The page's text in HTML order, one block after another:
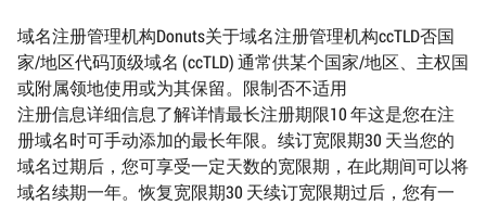
域名注册管理机构Donuts关于域名注册管理机构ccTLD否国
家/地区代码顶级域名 (ccTLD) 通常供某个国家/地区、主权国
或附属领地使用或为其保留。限制否不适用
注册信息详细信息了解详情最长注册期限10 年这是您在注
册域名时可手动添加的最长年限。续订宽限期30 天当您的
域名过期后，您可享受一定天数的宽限期，在此期间可以将
域名续期一年。恢复宽限期30 天续订宽限期过后，您有一